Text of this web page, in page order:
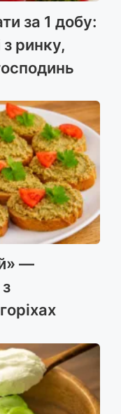
за 1 добу:
з ринку,
—